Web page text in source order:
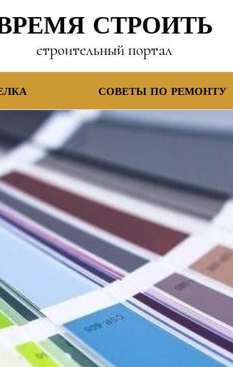
СТРОИТЬ
строительный портал
СОВЕТЫ ПО РЕМОНТУ